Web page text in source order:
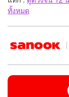
ทั้งหมด